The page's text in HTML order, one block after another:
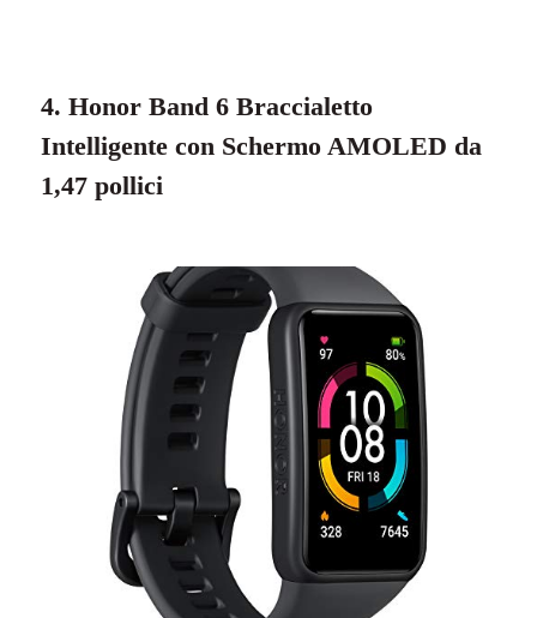
4. Honor Band 6 Braccialetto
Intelligente con Schermo AMOLED da
1,47 pollici